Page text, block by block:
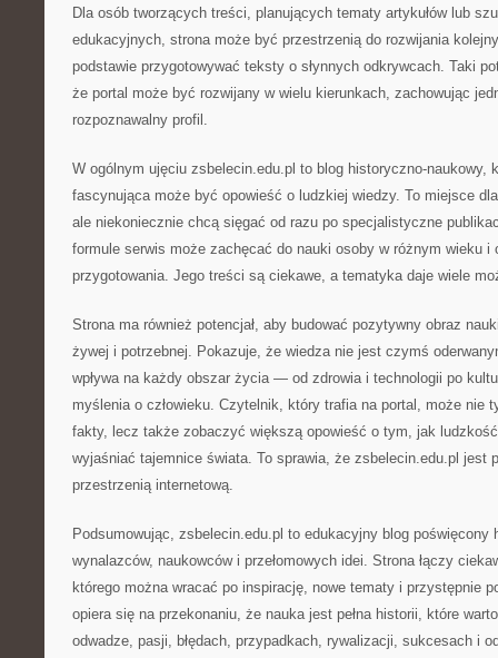
Dla osób tworzących treści, planujących tematy artykułów lub
edukacyjnych, strona może być przestrzenią do rozwijania
podstawie przygotowywać teksty o słynnych odkrywcach. Taki
że portal może być rozwijany w wielu kierunkach, zachowując
rozpoznawalny profil.
W ogólnym ujęciu zsbelecin.edu.pl to blog historyczno-naukowy,
fascynująca może być opowieść o ludzkiej wiedzy. To miejsce
ale niekoniecznie chcą sięgać od razu po specjalistyczne
formule serwis może zachęcać do nauki osoby w różnym wieku i
przygotowania. Jego treści są ciekawe, a tematyka daje wiele
Strona ma również potencjał, aby budować pozytywny obraz
żywej i potrzebnej. Pokazuje, że wiedza nie jest czymś
wpływa na każdy obszar życia — od zdrowia i technologii po
myślenia o człowieku. Czytelnik, który trafia na portal, może nie
fakty, lecz także zobaczyć większą opowieść o tym, jak ludzkość
wyjaśniać tajemnice świata. To sprawia, że zsbelecin.edu.pl jest
przestrzenią internetową.
Podsumowując, zsbelecin.edu.pl to edukacyjny blog poświęcony
wynalazców, naukowców i przełomowych idei. Strona łączy
którego można wracać po inspirację, nowe tematy i przystępnie
opiera się na przekonaniu, że nauka jest pełna historii, które
odwadze, pasji, błędach, przypadkach, rywalizacji, sukcesach i